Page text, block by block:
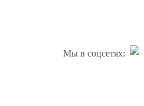
Мы в соцсетях: